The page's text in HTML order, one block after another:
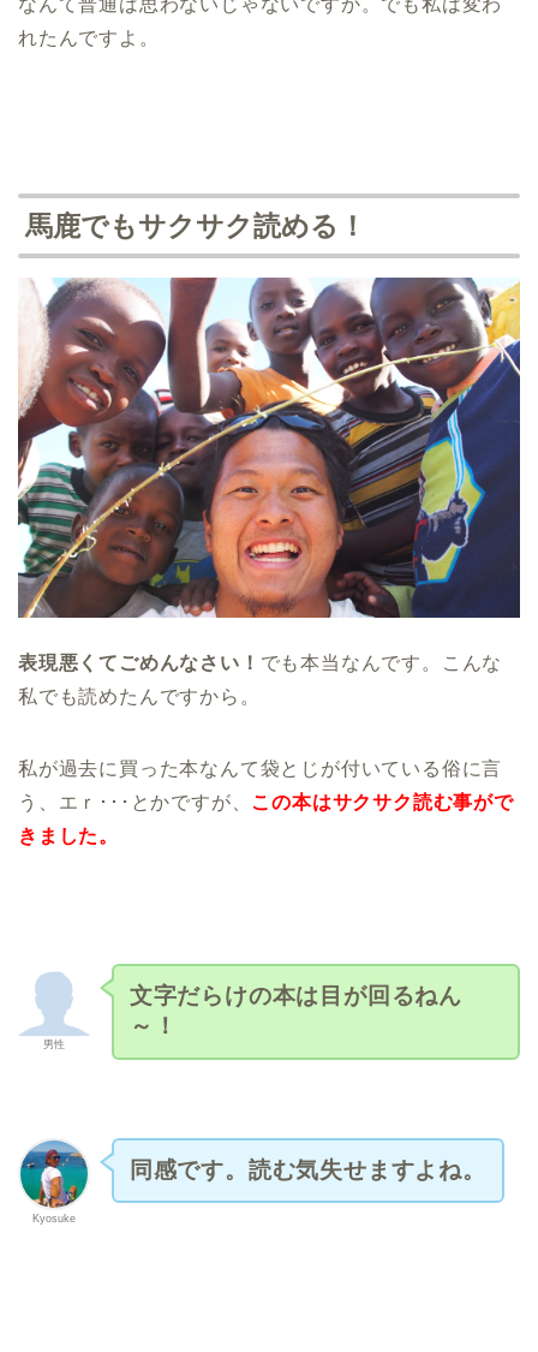
なんて普通は思わないじゃないですか。でも私は変わ
れたんですよ。
馬鹿でもサクサク読める！
表現悪くてごめんなさい！ でも本当なんです。こんな
私でも読めたんですから。
私が過去に買った本なんて袋とじが付いている俗に言
う、エｒ･･･とかですが、 この本はサクサク読む事がで
きました。
男性
文字だらけの本は目が回るねん
～！
Kyosuke
同感です。読む気失せますよね。